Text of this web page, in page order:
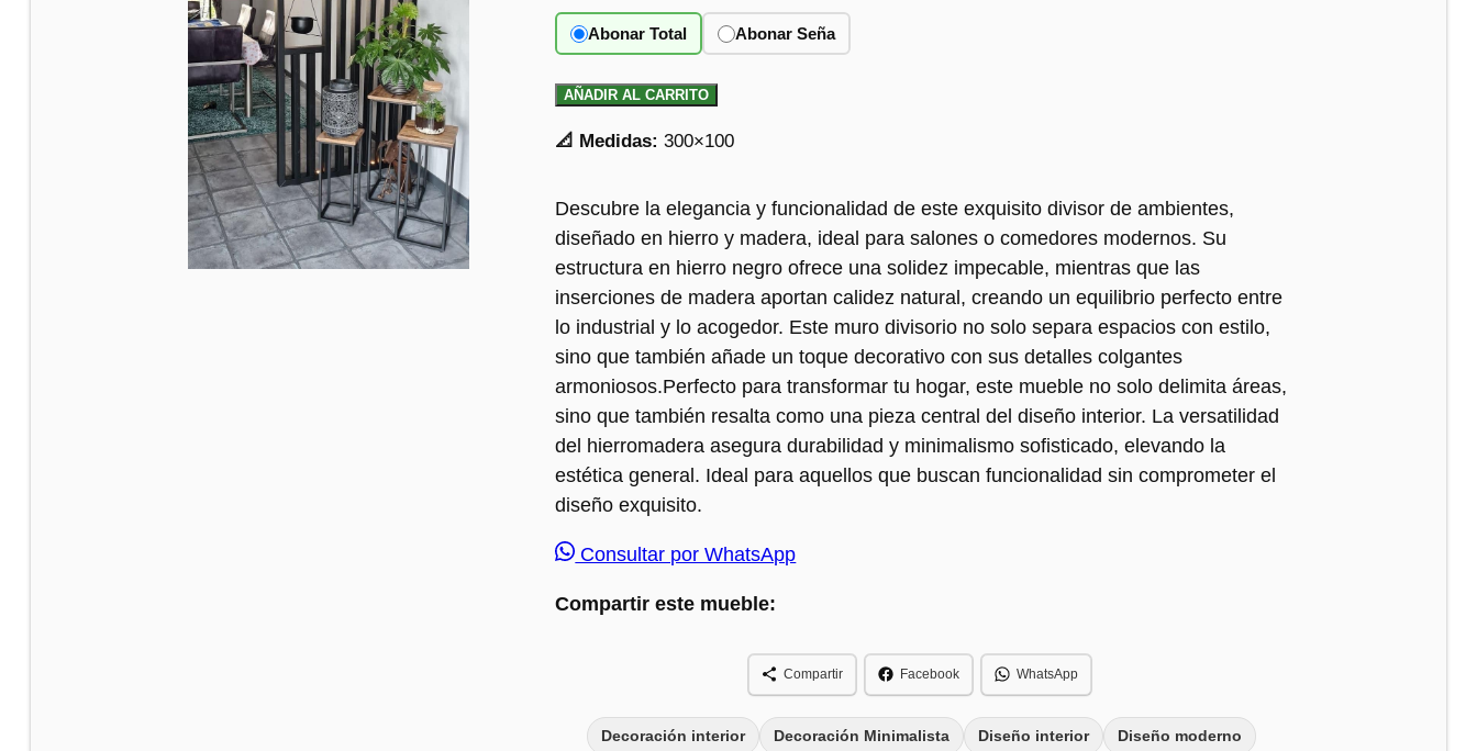
Abonar Total Abonar Seña
AÑADIR AL CARRITO
📐 Medidas: 300×100
Descubre la elegancia y funcionalidad de este exquisito divisor de ambientes,
diseñado en hierro y madera, ideal para salones o comedores modernos. Su
estructura en hierro negro ofrece una solidez impecable, mientras que las
inserciones de madera aportan calidez natural, creando un equilibrio perfecto entre
lo industrial y lo acogedor. Este muro divisorio no solo separa espacios con estilo,
sino que también añade un toque decorativo con sus detalles colgantes
armoniosos.Perfecto para transformar tu hogar, este mueble no solo delimita áreas,
sino que también resalta como una pieza central del diseño interior. La versatilidad
del hierromadera asegura durabilidad y minimalismo sofisticado, elevando la
estética general. Ideal para aquellos que buscan funcionalidad sin comprometer el
diseño exquisito.
Consultar por WhatsApp
Compartir este mueble:
Compartir Facebook WhatsApp
Decoración interior Decoración Minimalista Diseño interior Diseño moderno